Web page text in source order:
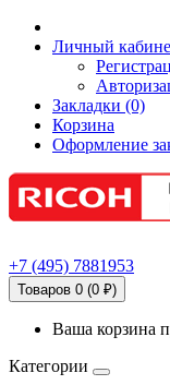
Личный
Закладки (0)
Корзина
Оформление
+7 (495) 7881953
Товаров 0 (0 ₽)
Ваша корзина
Категории